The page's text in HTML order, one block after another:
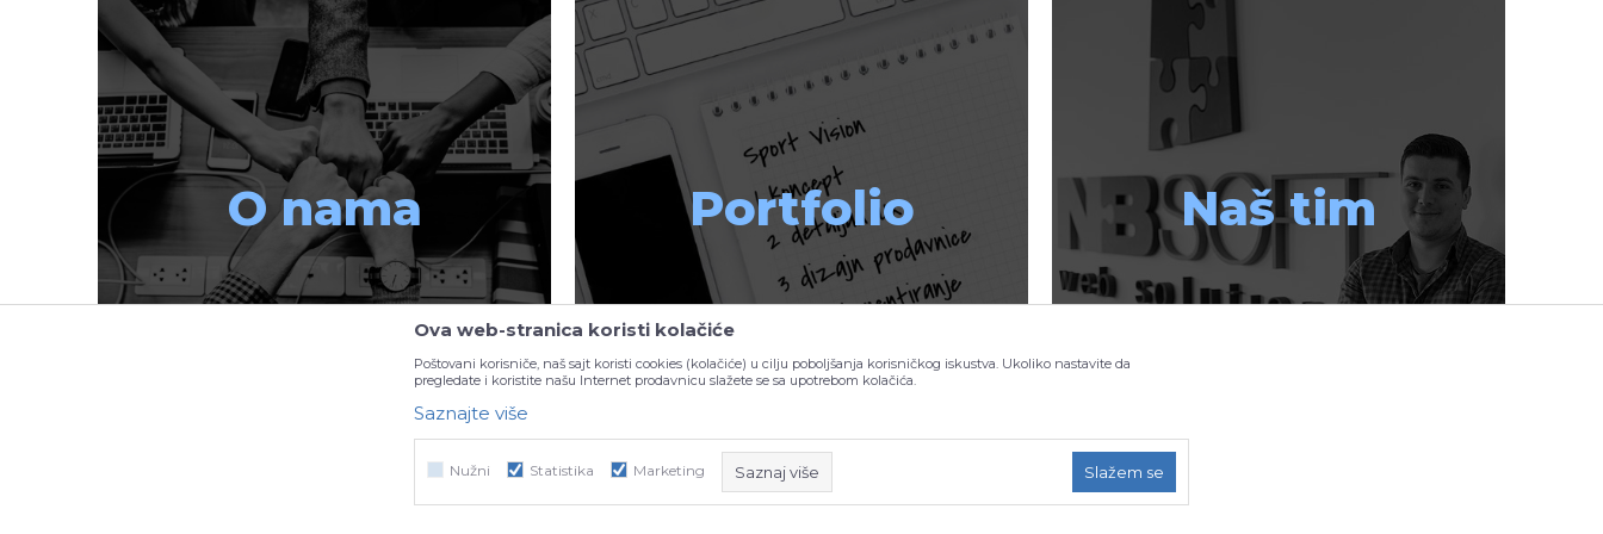
O nama Portfolio Naš tim
Ova web-stranica koristi kolačiće
Poštovani korisniče, naš sajt koristi cookies (kolačiće) u cilju poboljšanja korisničkog iskustva. Ukoliko nastavite da
pregledate i koristite našu Internet prodavnicu slažete se sa upotrebom kolačića.
Saznajte više
Nužni Statistika Marketing Saznaj više Slažem se